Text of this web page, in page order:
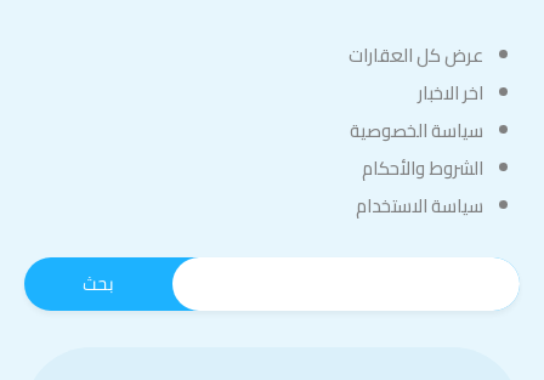
عرض كل العقارات
اخر الاخبار
سياسة الخصوصية
الشروط والأحكام
سياسة الاستخدام